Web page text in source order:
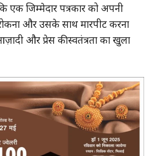
एक जिम्मेदार पत्रकार को अपनी
और उसके साथ मारपीट करना
और प्रेस की स्वतंत्रता का खुला